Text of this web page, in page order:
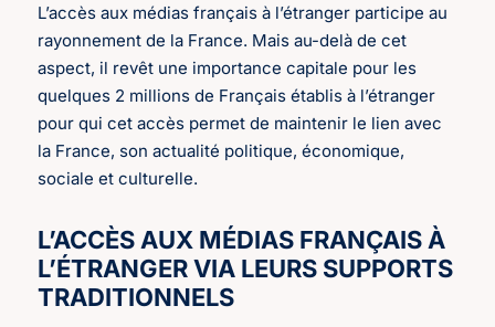
L’accès aux médias français à l’étranger participe au
rayonnement de la France. Mais au-delà de cet
aspect, il revêt une importance capitale pour les
quelques 2 millions de Français établis à l’étranger
pour qui cet accès permet de maintenir le lien avec
la France, son actualité politique, économique,
sociale et culturelle.
L’ACCÈS AUX MÉDIAS FRANÇAIS À
L’ÉTRANGER VIA LEURS SUPPORTS
TRADITIONNELS